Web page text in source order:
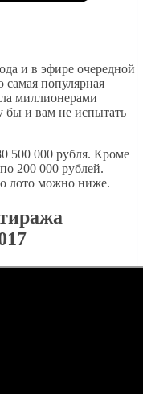
и в эфире очередной
популярная
миллионерами
бы и вам не испытать
500 000 рубля. Кроме
200 000 рублей.
лото можно ниже.